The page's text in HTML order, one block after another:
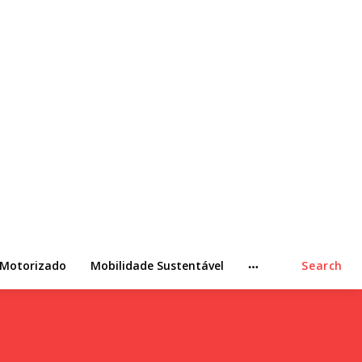
Mobilidade Sustentável Search